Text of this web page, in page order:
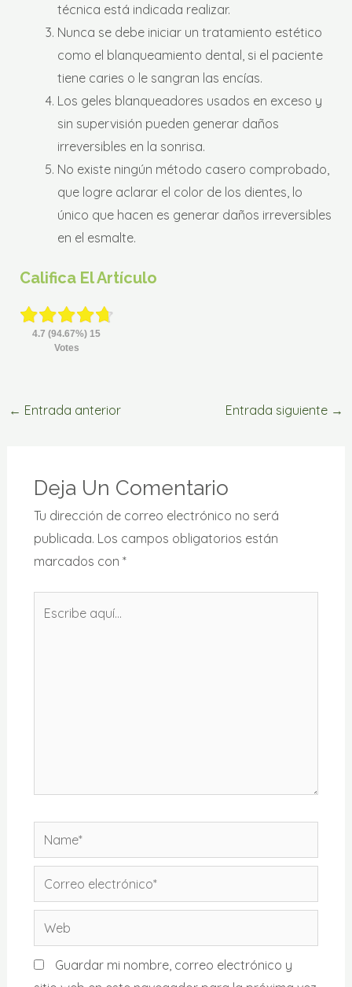
técnica está indicada realizar.
Nunca se debe iniciar un tratamiento estético
como el blanqueamiento dental, si el paciente
tiene caries o le sangran las encías.
Los geles blanqueadores usados en exceso y
sin supervisión pueden generar daños
irreversibles en la sonrisa.
No existe ningún método casero comprobado,
que logre aclarar el color de los dientes, lo
único que hacen es generar daños irreversibles
en el esmalte.
Califica El Artículo
4.7 (94.67%) 15
Votes
← Entrada anterior Entrada siguiente →
Deja Un Comentario
Tu dirección de correo electrónico no será
publicada. Los campos obligatorios están
marcados con *
Name*
Correo
electrónico*
Web
Guardar mi nombre, correo electrónico y